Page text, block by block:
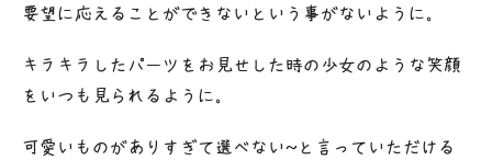
要望に応えることができないという事がないように。
キラキラしたパーツをお見せした時の少女のような笑顔
をいつも見られるように。
可愛いものがありすぎて選べない~と言っていただける